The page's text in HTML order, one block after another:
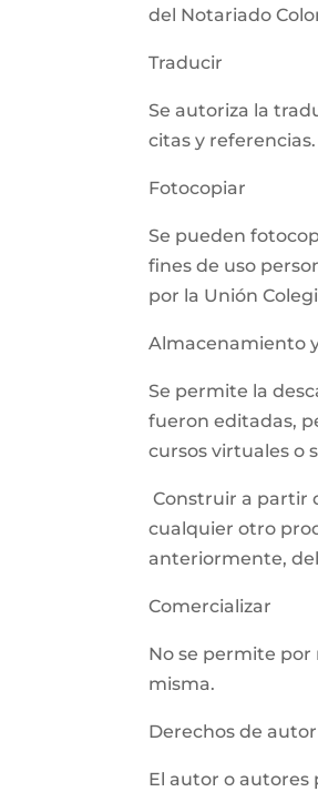
del Notariado
Traducir
Se autoriza la
citas y referencias.
Fotocopiar
Se pueden
fines de uso
por la Unión
Almacenamiento
Se permite la
fueron editadas,
cursos virtuales o
Construir a partir
cualquier otro
anteriormente,
Comercializar
No se permite por
misma.
Derechos de autor
El autor o autores